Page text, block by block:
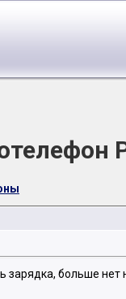
зарядка, больше нет